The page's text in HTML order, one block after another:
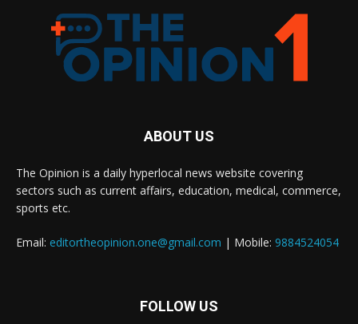
ABOUT US
The Opinion is a daily hyperlocal news website covering
sectors such as current affairs, education, medical, commerce,
sports etc.
Email: editortheopinion.one@gmail.com | Mobile: 9884524054
FOLLOW US